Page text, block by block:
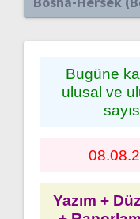
Bugüne
ulusal ve
Yazım +